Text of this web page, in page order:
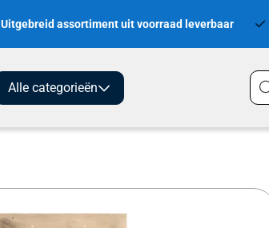
Uitgebreid assortiment uit voorraad leverbaar
Alle categorieën